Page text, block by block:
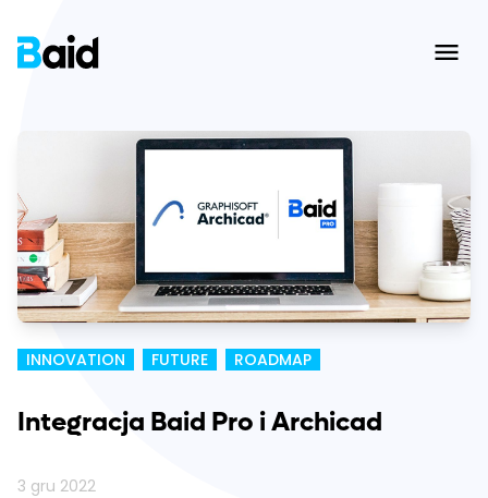
INNOVATION FUTURE ROADMAP
Integracja Baid Pro i Archicad
3 gru 2022